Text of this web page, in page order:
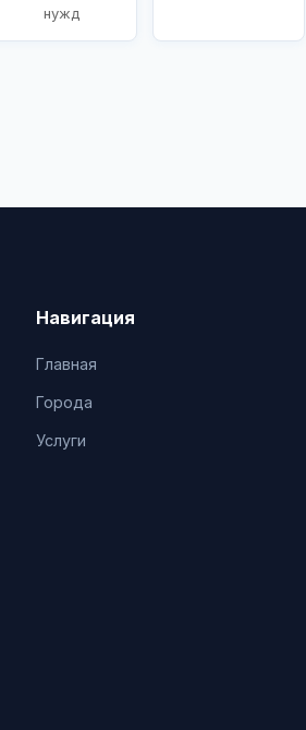
нужд
Навигация
Главная
Города
Услуги